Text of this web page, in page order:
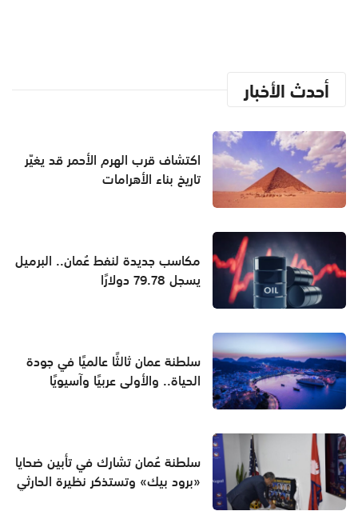
أحدث الأخبار
اكتشاف قرب الهرم الأحمر قد يغيّر
تاريخ بناء الأهرامات
مكاسب جديدة لنفط عُمان.. البرميل
يسجل 79.78 دولارًا
سلطنة عمان ثالثًا عالميًا في جودة
الحياة.. والأولى عربيًا وآسيويًا
سلطنة عُمان تشارك في تأبين ضحايا
«برود بيك» وتستذكر نظيرة الحارثي